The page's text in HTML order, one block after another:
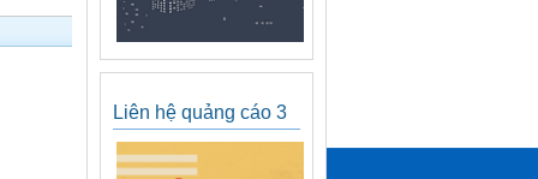
Liên hệ quảng cáo 3